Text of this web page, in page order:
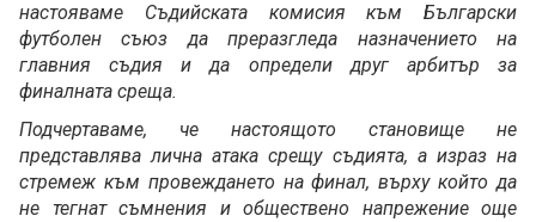
настояваме Съдийската комисия към Български
футболен съюз да преразгледа назначението на
главния съдия и да определи друг арбитър за
финалната среща.
Подчертаваме, че настоящото становище не
представлява лична атака срещу съдията, а израз на
стремеж към провеждането на финал, върху който да
не тегнат съмнения и обществено напрежение още